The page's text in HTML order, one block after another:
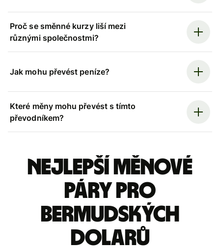
Proč se směnné kurzy liší mezi
různými společnostmi?
Jak mohu převést peníze?
Které měny mohu převést s tímto
převodníkem?
Nejlepší měnové
páry pro
bermudských
dolarů